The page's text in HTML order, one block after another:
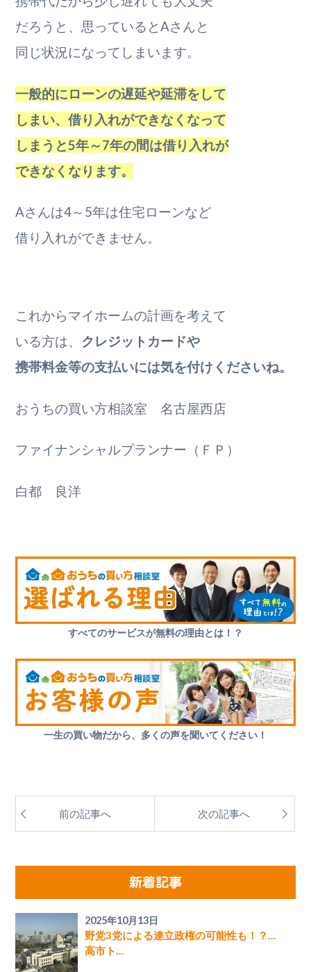
だろうと、思っているとAさんと
同じ状況になってしまいます。
一般的にローンの遅延や延滞をして
しまい、借り入れができなくなって
しまうと5年～7年の間は借り入れが
できなくなります。
Aさんは4～5年は住宅ローンなど
借り入れができません。
これからマイホームの計画を考えて
いる方は、 クレジットカードや
携帯料金等の支払いには気を付けくださいね。
おうちの買い方相談室 名古屋西店
ファイナンシャルプランナー（ＦＰ）
白都 良洋
すべてのサービスが無料の理由とは！？
一生の買い物だから、多くの声を聞いてください！
前の記事へ 次の記事へ
新着記事
2025年10月13日
野党3党による連立政権の可能性も！？…
高市ト…